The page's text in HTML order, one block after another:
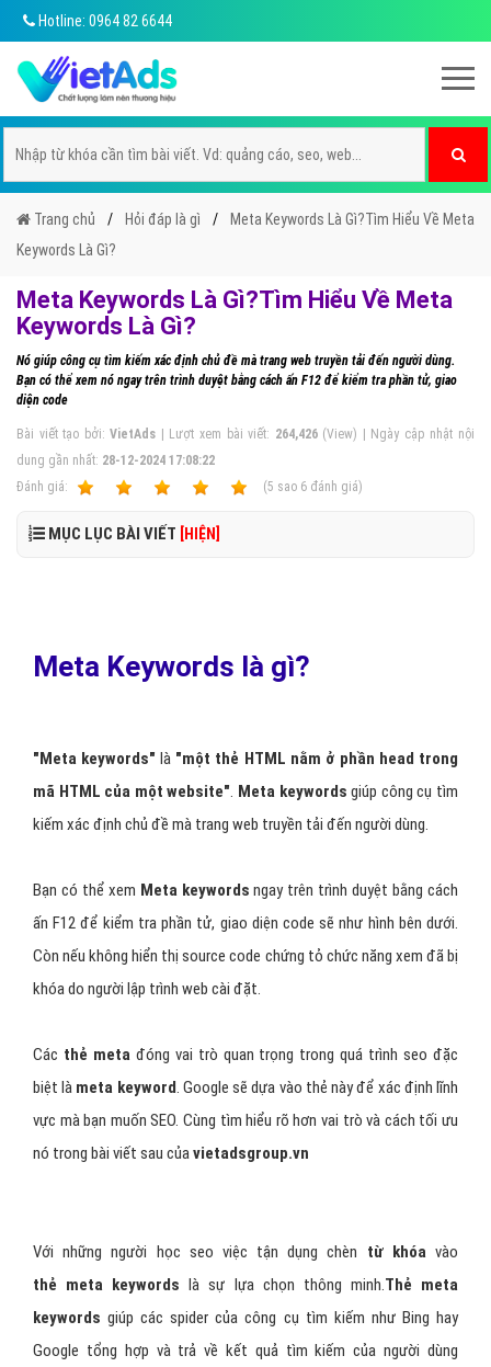
Hotline: 0964 82 6644
Trang chủ Hỏi đáp là gì
Meta Keywords Là Gì?Tìm Hiểu Về Meta
Keywords Là Gì?
Meta Keywords Là Gì?Tìm Hiểu Về Meta
Keywords Là Gì?
Nó giúp công cụ tìm kiếm xác định chủ đề mà trang web truyền tải đến người dùng.
Bạn có thể xem nó ngay trên trình duyệt bằng cách ấn F12 để kiểm tra phần tử, giao
diện code
Bài viết tạo bởi:VietAds | Lượt xem bài viết: 264,426(View) | Ngày cập nhật nội
dung gần nhất: 28-12-2024 17:08:22
Ðánh giá:
(5 sao 6 đánh giá)
MỤC LỤC BÀI VIẾT [HIỆN]
Meta Keywords là gì?
"Meta keywords" là "một thẻ HTML nằm ở phần head trong
mã HTML của một website". Meta keywords giúp công cụ tìm
kiếm xác định chủ đề mà trang web truyền tải đến người dùng.
Bạn có thể xem Meta keywordsngay trên trình duyệt bằng cách
ấn F12 để kiểm tra phần tử, giao diện code sẽ như hình bên dưới.
Còn nếu không hiển thị source code chứng tỏ chức năng xem đã bị
khóa do người lập trình web cài đặt.
Các thẻ metađóng vai trò quan trọng trong quá trình seo đặc
biệt là meta keyword. Google sẽ dựa vào thẻ này để xác định lĩnh
vực mà bạn muốn SEO. Cùng tìm hiểu rõ hơn vai trò và cách tối ưu
nó trong bài viết sau củavietadsgroup.vn
Với những người học seo việc tận dụng chèn từ khóavào
thẻ meta keywords là sự lựa chọn thông minh.Thẻ meta
keywords giúp các spider của công cụ tìm kiếm như Bing hay
Google tổng hợp và trả về kết quả tìm kiếm của người dùng